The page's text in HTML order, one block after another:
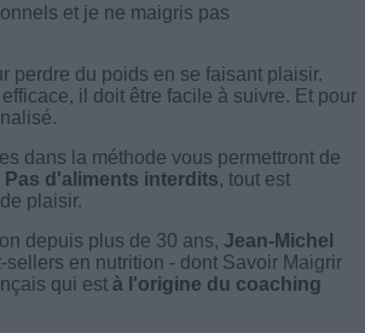
et je ne maigris pas
perdre du poids en se faisant plaisir.
il doit être facile à suivre. Et pour
dans la méthode vous permettront de
Pas d'aliments interdits, tout est
plaisir.
depuis plus de 30 ans, Jean-Michel
en nutrition - dont Savoir Maigrir
qui est à l'origine du coaching